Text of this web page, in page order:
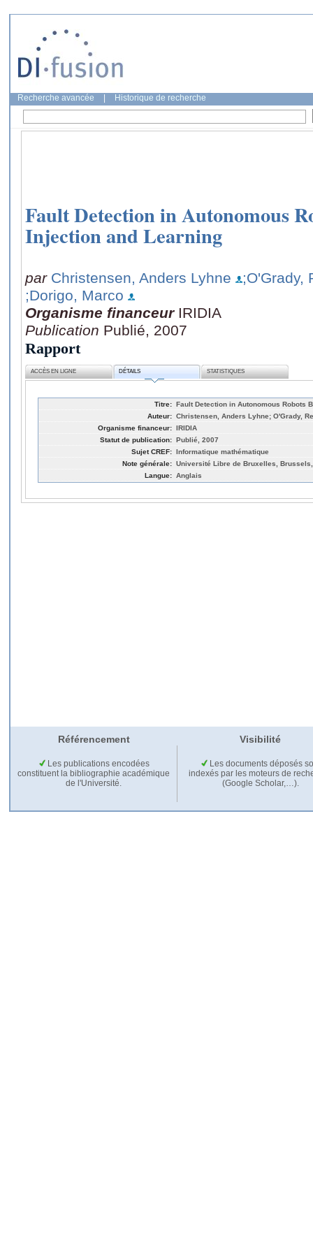
Recherche avancée Historique de recherche
Fault Detection in Autonomous
Injection and Learning
par Christensen, Anders Lyhne
;O'Grady,
;Dorigo, Marco
Organisme financeur IRIDIA
Publication Publié, 2007
Rapport
ACCÈS EN LIGNE DÉTAILS STATISTIQUES
Titre: Fault Detection in Autonomous Robots
Auteur: Christensen, Anders Lyhne; O'Grady,
Organisme financeur: IRIDIA
Statut de publication: Publié, 2007
Sujet CREF: Informatique mathématique
Note générale: Université Libre de Bruxelles,
Langue: Anglais
Référencement Visibilité
Les publications encodées
constituent la bibliographie académique
de l'Université.
Les documents déposés
indexés par les moteurs de
(Google Scholar,…).